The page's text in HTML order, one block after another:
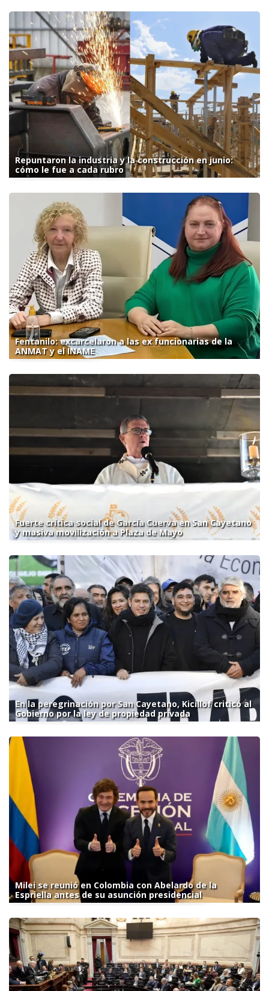
Repuntaron la industria y la construcción en junio:
cómo le fue a cada rubro
Fentanilo: excarcelaron a las ex funcionarias de la
ANMAT y el INAME
Fuerte crítica social de García Cuerva en San Cayetano
y masiva movilización a Plaza de Mayo
En la peregrinación por San Cayetano, Kicillof criticó al
Gobierno por la ley de propiedad privada
Milei se reunió en Colombia con Abelardo de la
Espriella antes de su asunción presidencial